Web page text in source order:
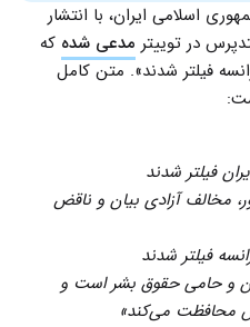
اسلامی ایران، با انتشار
در توییتر مدعی شده که
فیلتر شدند». متن کامل
فیلتر شدند
مخالف آزادی بیان و ناقض
فیلتر شدند
و حامی حقوق بشر است و
محافظت می‌کند»